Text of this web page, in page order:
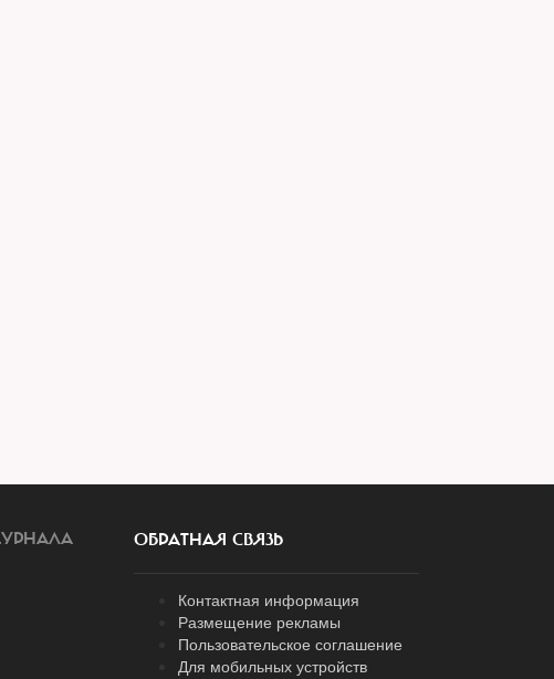
ОБРАТНАЯ СВЯЗЬ
Контактная информация
Размещение рекламы
Пользовательское соглашение
Для мобильных устройств